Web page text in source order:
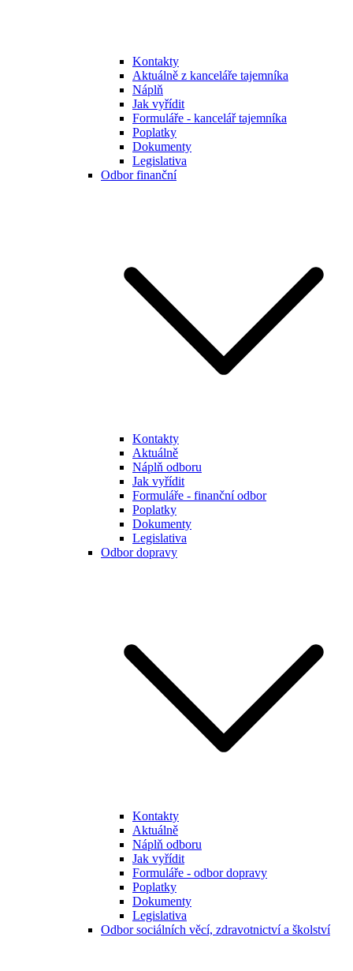
Kontakty
Aktuálně z kanceláře tajemníka
Náplň
Jak vyřídit
Formuláře - kancelář tajemníka
Poplatky
Dokumenty
Legislativa
Odbor finanční
Kontakty
Aktuálně
Náplň odboru
Jak vyřídit
Formuláře - finanční odbor
Poplatky
Dokumenty
Legislativa
Odbor dopravy
Kontakty
Aktuálně
Náplň odboru
Jak vyřídit
Formuláře - odbor dopravy
Poplatky
Dokumenty
Legislativa
Odbor sociálních věcí, zdravotnictví a školství